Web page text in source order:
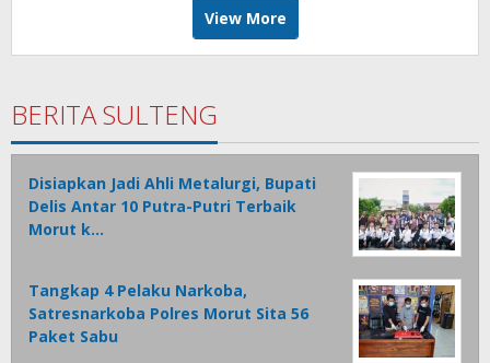
View More
BERITA SULTENG
Disiapkan Jadi Ahli Metalurgi, Bupati
Delis Antar 10 Putra-Putri Terbaik
Morut k…
Tangkap 4 Pelaku Narkoba,
Satresnarkoba Polres Morut Sita 56
Paket Sabu